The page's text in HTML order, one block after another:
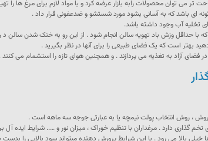
فضای آزاد به تغذیه می پردازند . و همچنین هوای تازه را استشمام می کنند .
، روش انتخاب پولت نیمچه یا به عبارتی جوجه سه ماهه است .
گذاری دارد . مرغداران با تنظیم خوراک ، میزان نور و ….. شرایط ایده آل
خیلی بالا می رود . با این شرایط پرورش دهنده میتواند سود بالایی را بدست